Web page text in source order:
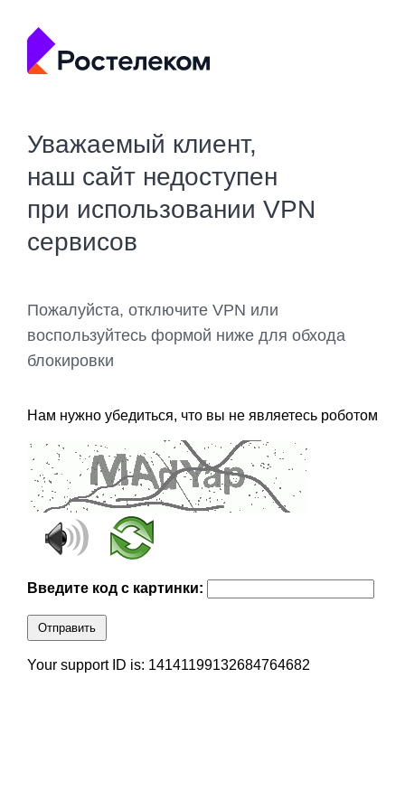
Уважаемый клиент,
наш сайт недоступен
при использовании VPN
сервисов
Пожалуйста, отключите VPN или
воспользуйтесь формой ниже для обхода
блокировки
Нам нужно убедиться, что вы не являетесь роботом
Введите код с картинки:
Отправить
Your support ID is: 14141199132684764682